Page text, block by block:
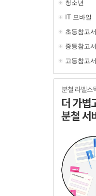
청소년
IT 모바일
초등참고서
중등참고서
고등참고서